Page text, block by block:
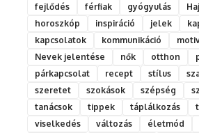
fejlődés
férfiak gyógyulás
horoszkóp
inspiráció jelek
kapcsolatok
kommunikáció
Nevek jelentése
nők otthon
párkapcsolat
recept stílus
szeretet
szokások szépség
tanácsok
tippek táplálkozás
viselkedés
változás életmód